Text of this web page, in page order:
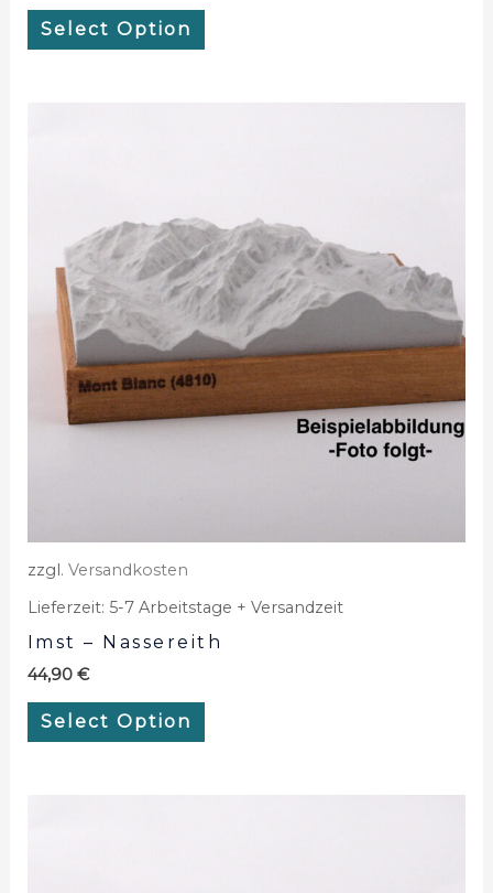
Select Option
zzgl. Versandkosten
Lieferzeit: 5-7 Arbeitstage + Versandzeit
Imst – Nassereith
44,90 €
Select Option